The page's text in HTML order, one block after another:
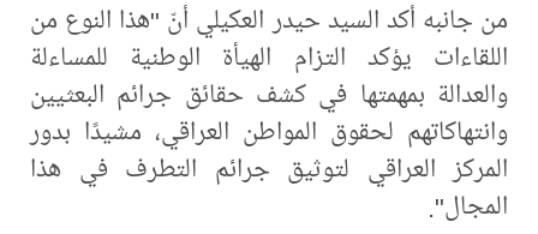
من جانبه أكد السيد حيدر العكيلي أنّ "هذا النوع من
اللقاءات يؤكد التزام الهيأة الوطنية للمساءلة
والعدالة بمهمتها في كشف حقائق جرائم البعثيين
وانتهاكاتهم لحقوق المواطن العراقي، مشيدًا بدور
المركز العراقي لتوثيق جرائم التطرف في هذا
المجال".